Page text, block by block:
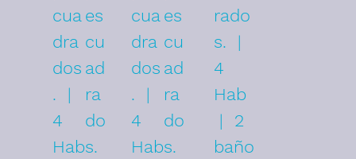
cua
dra
dos
. |
4
Hab
es
cu
ad
ra
do
s.
cua
dra
dos
. |
4
Hab
es
cu
ad
ra
do
s.
rado
s. |
4
Hab
| 2
baño